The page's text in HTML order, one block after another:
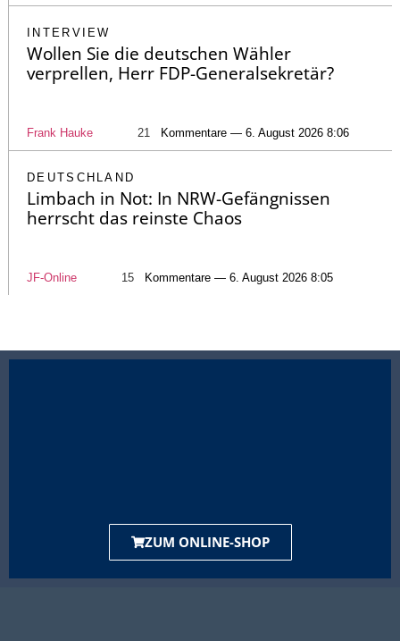
INTERVIEW
Wollen Sie die deutschen Wähler
verprellen, Herr FDP-Generalsekretär?
Frank Hauke 21 Kommentare — 6. August 2026 8:06
DEUTSCHLAND
Limbach in Not: In NRW-Gefängnissen
herrscht das reinste Chaos
JF-Online 15 Kommentare — 6. August 2026 8:05
ZUM ONLINE-SHOP